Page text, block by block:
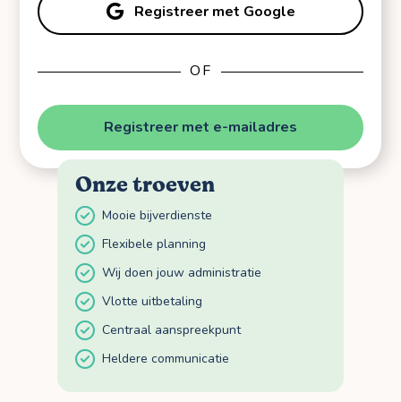
Registreer met Google
OF
Registreer met e-mailadres
Onze troeven
Mooie bijverdienste
Flexibele planning
Wij doen jouw administratie
Vlotte uitbetaling
Centraal aanspreekpunt
Heldere communicatie